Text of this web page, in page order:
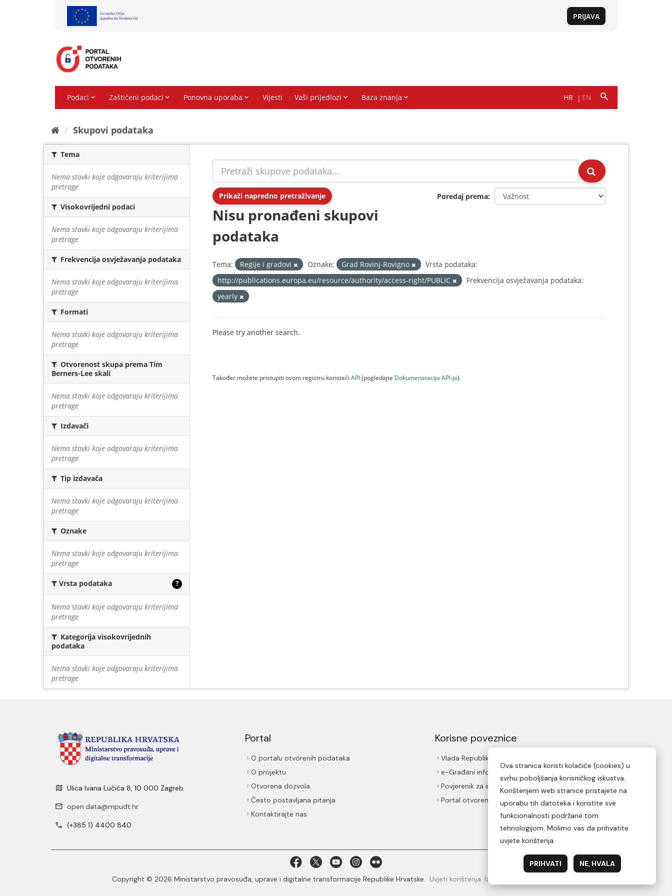
Skupovi podаtаkа
Tema
Nema stavki koje odgovaraju kriterijima
pretrage
Visokovrijedni podaci
Nema stavki koje odgovaraju kriterijima
pretrage
Frekvencija osvježavanja podataka
Nema stavki koje odgovaraju kriterijima
pretrage
Formati
Nema stavki koje odgovaraju kriterijima
pretrage
Otvorenost skupa prema Tim
Berners-Lee skali
Nema stavki koje odgovaraju kriterijima
pretrage
Izdavači
Nema stavki koje odgovaraju kriterijima
pretrage
Tip izdavača
Nema stavki koje odgovaraju kriterijima
pretrage
Oznake
Nema stavki koje odgovaraju kriterijima
pretrage
Vrsta podataka ?
Nema stavki koje odgovaraju kriterijima
pretrage
Kategorija visokovrijednih
podataka
Nema stavki koje odgovaraju kriterijima
pretrage
Prikaži napredno pretraživanje Poredaj prema
Nisu pronađeni skupovi
podataka
Tema: Regije i gradovi Oznake: Grad Rovinj-Rovigno
Vrsta podataka:
http://publications.europa.eu/resource/authority/access-right/PUBLIC
Frekvencija osvježavanja podataka:
yearly
Please try another search.
Također možete pristupiti ovom registru koristeći API(pogledajte Dokumenаtаcijа API-jа).